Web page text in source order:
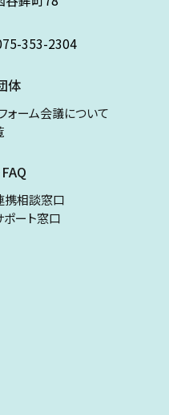
353-2304
体
ォーム会議について
携相談窓口
ート窓口